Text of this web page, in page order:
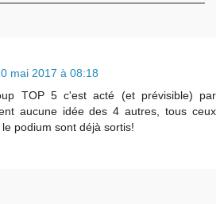
mai 2017 à 08:18
TOP 5 c'est acté (et prévisible) par
aucune idée des 4 autres, tous ceux
podium sont déjà sortis!